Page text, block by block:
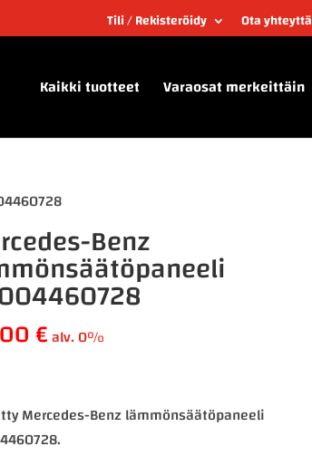
Tili / Rekisteröidy Ota yhteyttä
Kaikki tuotteet Varaosat merkeittäin
Benz
€alv. 0%
Mercedes-Benz lämmönsäätöpaneeli